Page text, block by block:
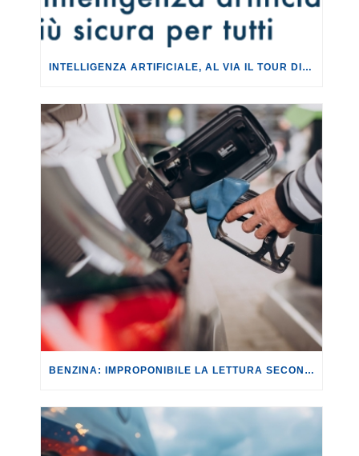
INTELLIGENZA ARTIFICIALE, AL VIA IL TOUR DI EVENTI DEL PROGETTO TU CHE NE SAI?
BENZINA: IMPROPONIBILE LA LETTURA SECONDO CUI PROROGARE IL TAGLIO DELLE ACCISE SIGNIFICA TASSARE TUTTI I CITTADINI.